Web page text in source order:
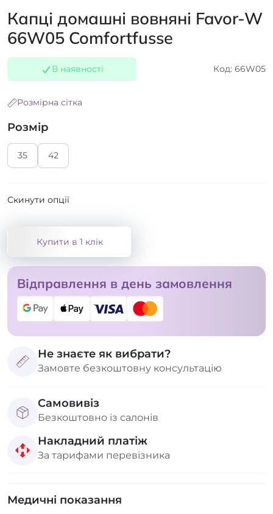
Капці домашні вовняні Favor-W
66W05 Comfortfusse
В наявності Код: 66W05
Розмірна сітка
Розмір
35 42
Скинути опції
Купити в 1 клік
Відправлення в день замовлення
Не знаєте як вибрати?
Замовте безкоштовну консультацію
Самовивіз
Безкоштовно із салонів
Накладний платіж
За тарифами перевізника
Медичні показання